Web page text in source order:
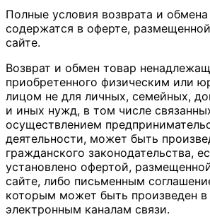
Полные условия возврата и
содержатся в оферте,
сайте.
Возврат и обмен товар
приобретенного физическим или
лицом не для личных, семейных,
и иных нужд, в том числе
осуществлением
деятельности, может быть
гражданского законодательства,
установлено офертой,
сайте, либо письменным
которым может быть произведен в
электронным каналам связи.